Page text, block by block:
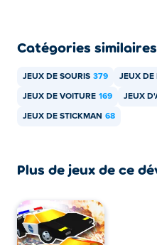
Vous pouvez jouer à
sur Poki.
Puis-je jouer à
appareils mobiles et
sur vos appareils mobiles
Catégories similaires
JEUX DE SOURIS 379 JEUX DE
JEUX DE VOITURE 169 JEUX
JEUX DE STICKMAN 68
Plus de jeux de ce